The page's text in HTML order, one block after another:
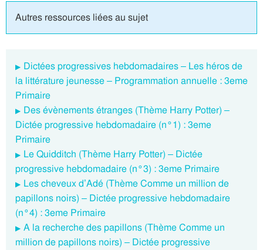
Autres ressources liées au sujet
Dictées progressives hebdomadaires – Les héros de
la littérature jeunesse – Programmation annuelle : 3eme
Primaire
Des évènements étranges (Thème Harry Potter) –
Dictée progressive hebdomadaire (n°1) : 3eme
Primaire
Le Quidditch (Thème Harry Potter) – Dictée
progressive hebdomadaire (n°3) : 3eme Primaire
Les cheveux d’Adé (Thème Comme un million de
papillons noirs) – Dictée progressive hebdomadaire
(n°4) : 3eme Primaire
A la recherche des papillons (Thème Comme un
million de papillons noirs) – Dictée progressive